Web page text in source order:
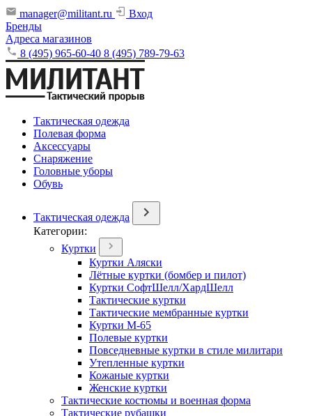
manager@militant.ru
Вход
Бренды
Адреса магазинов
8 (495) 965-60-40 8 (495) 789-79-63
Тактическая одежда
Полевая форма
Аксессуары
Снаряжение
Головные уборы
Обувь
Тактическая одежда
Категории:
Куртки
Куртки Аляски
Лётные куртки (бомбер и пилот)
Куртки СофтШелл/ХардШелл
Тактические куртки
Тактические мембранные куртки
Куртки М-65
Полевые куртки
Повседневные куртки в стиле милитари
Утепленные куртки
Кожаные куртки
Женские куртки
Тактические костюмы и военная форма
Тактические рубашки